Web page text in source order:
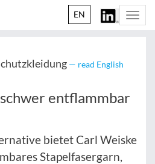
EN
— read English
entflammbar
bietet Carl Weiske
Stapelfasergarn,